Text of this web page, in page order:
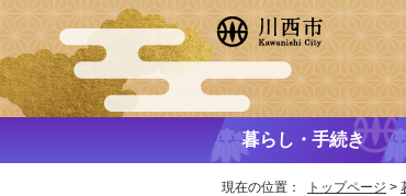
暮らし・手続き
現在の位置： トップページ >